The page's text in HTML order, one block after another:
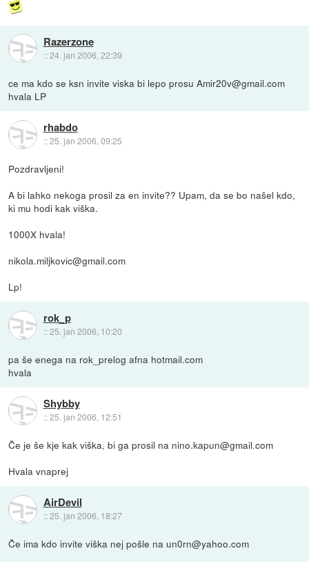
Razerzone
::24. jan 2006, 22:39
ce ma kdo se ksn invite viska bi lepo prosu Amir20v@gmail.com
hvala LP
rhabdo
::25. jan 2006, 09:25
Pozdravljeni!
A bi lahko nekoga prosil za en invite?? Upam, da se bo našel kdo,
ki mu hodi kak viška.
1000X hvala!
nikola.miljkovic@gmail.com
Lp!
rok_p
::25. jan 2006, 10:20
pa še enega na rok_prelog afna hotmail.com
hvala
Shybby
::25. jan 2006, 12:51
Če je še kje kak viška, bi ga prosil na nino.kapun@gmail.com
Hvala vnaprej
AirDevil
::25. jan 2006, 18:27
Če ima kdo invite viška nej pošle na un0rn@yahoo.com